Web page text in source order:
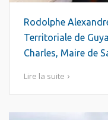
Rodolphe
Territoriale de
Charles, Maire de
Lire la suite